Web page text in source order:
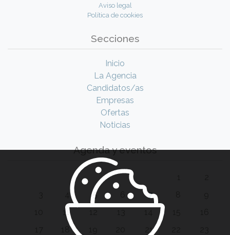
Aviso legal
Política de cookies
Secciones
Inicio
La Agencia
Candidatos/as
Empresas
Ofertas
Noticias
Agenda y eventos
5 7
11
21